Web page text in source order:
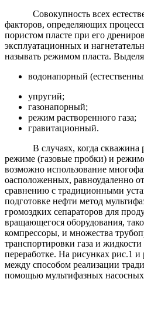
Совокупность всех
факторов, определяющих
пористом пласте при его
эксплуатационных и
называть режимом пласта.
водонапорный
упругий;
газонапорный;
режим растворенного газа;
гравитационный.
В случаях, когда скважина
режиме (газовые пробки) и
возможно использование
оасположенных, равноудаленно
сравнению с традиционными
подготовке нефти метод
громоздких сепараторов для
вращающегося оборудования,
компрессоры, и множества
транспортировки газа и
переработке. На рисунках рис.1 и
между способом реализации
помощью мультифазных